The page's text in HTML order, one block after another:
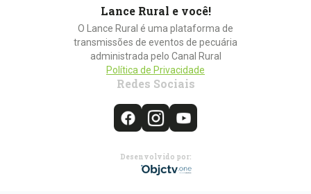
Lance Rural e você!
O Lance Rural é uma plataforma de
transmissões de eventos de pecuária
administrada pelo Canal Rural
Política de Privacidade
Redes Sociais
Desenvolvido por: